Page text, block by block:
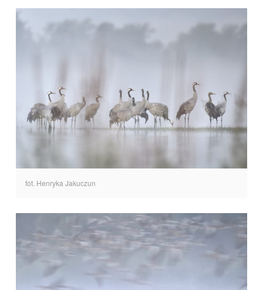
fot. Henryka Jakuczun